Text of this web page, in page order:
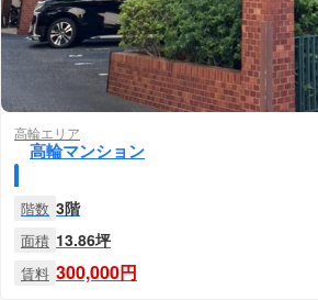
高輪エリア
高輪マンション
階数 3階
面積 13.86坪
賃料 300,000円